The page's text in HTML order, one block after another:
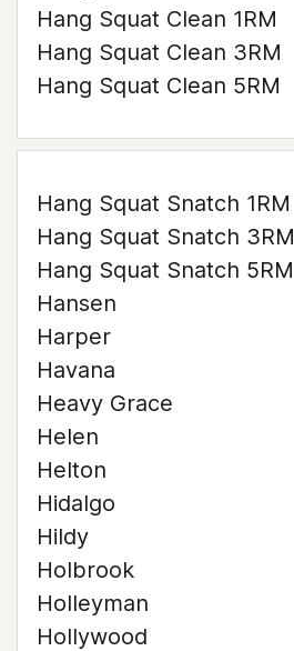
Hang Squat Clean 1RM
Hang Squat Clean 3RM
Hang Squat Clean 5RM
Hang Squat Snatch 1RM
Hang Squat Snatch 3RM
Hang Squat Snatch 5RM
Hansen
Harper
Havana
Heavy Grace
Helen
Helton
Hidalgo
Hildy
Holbrook
Holleyman
Hollywood